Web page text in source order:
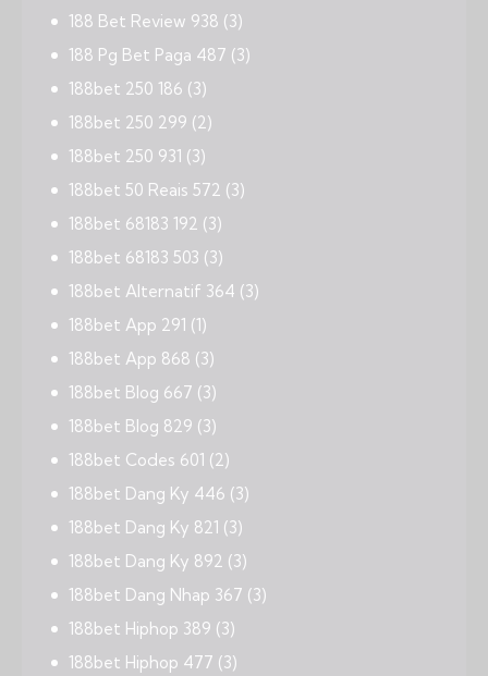
188 Bet Review 938 (3)
188 Pg Bet Paga 487 (3)
188bet 250 186 (3)
188bet 250 299 (2)
188bet 250 931 (3)
188bet 50 Reais 572 (3)
188bet 68183 192 (3)
188bet 68183 503 (3)
188bet Alternatif 364 (3)
188bet App 291 (1)
188bet App 868 (3)
188bet Blog 667 (3)
188bet Blog 829 (3)
188bet Codes 601 (2)
188bet Dang Ky 446 (3)
188bet Dang Ky 821 (3)
188bet Dang Ky 892 (3)
188bet Dang Nhap 367 (3)
188bet Hiphop 389 (3)
188bet Hiphop 477 (3)